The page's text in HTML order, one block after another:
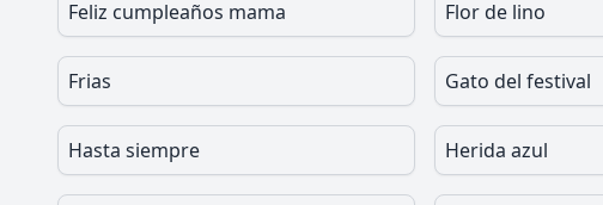
Feliz cumpleaños mama Flor de lino
Frias Gato del festival
Hasta siempre Herida azul